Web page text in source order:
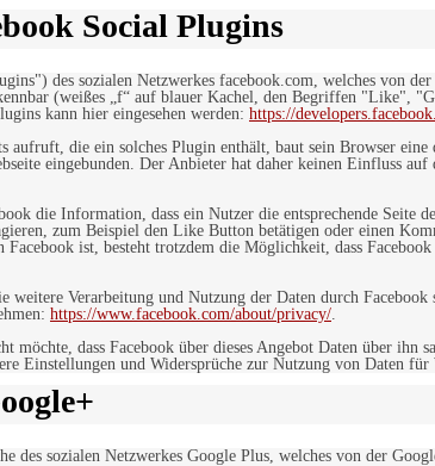
Social Plugins
des sozialen Netzwerkes facebook.com, welches
(weißes „f“ auf blauer Kachel, den Begriffen "Like",
kann hier eingesehen werden: https://
aufruft, die ein solches Plugin enthält, baut sein Browser
eingebunden. Der Anbieter hat daher keinen Einfluss
die Information, dass ein Nutzer die entsprechende Seite
zum Beispiel den Like Button betätigen oder einen
ist, besteht trotzdem die Möglichkeit, dass
weitere Verarbeitung und Nutzung der Daten durch
https://www.facebook.com/about/privacy/.
möchte, dass Facebook über dieses Angebot Daten über
Einstellungen und Widersprüche zur Nutzung von Daten
des sozialen Netzwerkes Google Plus, welches von der